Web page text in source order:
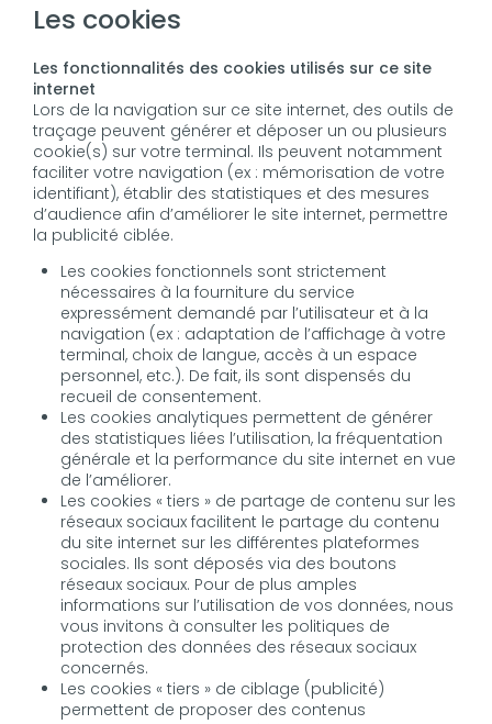
Les cookies
Les fonctionnalités des cookies utilisés sur ce site
internet
Lors de la navigation sur ce site internet, des outils de
traçage peuvent générer et déposer un ou plusieurs
cookie(s) sur votre terminal. Ils peuvent notamment
faciliter votre navigation (ex : mémorisation de votre
identifiant), établir des statistiques et des mesures
d’audience afin d’améliorer le site internet, permettre
la publicité ciblée.
Les cookies fonctionnels sont strictement
nécessaires à la fourniture du service
expressément demandé par l’utilisateur et à la
navigation (ex : adaptation de l’affichage à votre
terminal, choix de langue, accès à un espace
personnel, etc.). De fait, ils sont dispensés du
recueil de consentement.
Les cookies analytiques permettent de générer
des statistiques liées l’utilisation, la fréquentation
générale et la performance du site internet en vue
de l’améliorer.
Les cookies « tiers » de partage de contenu sur les
réseaux sociaux facilitent le partage du contenu
du site internet sur les différentes plateformes
sociales. Ils sont déposés via des boutons
réseaux sociaux. Pour de plus amples
informations sur l’utilisation de vos données, nous
vous invitons à consulter les politiques de
protection des données des réseaux sociaux
concernés.
Les cookies « tiers » de ciblage (publicité)
permettent de proposer des contenus